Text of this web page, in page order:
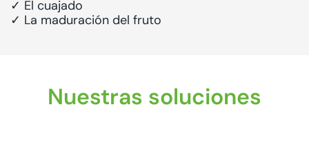
✓ El cuajado
✓ La maduración del fruto
Nuestras soluciones